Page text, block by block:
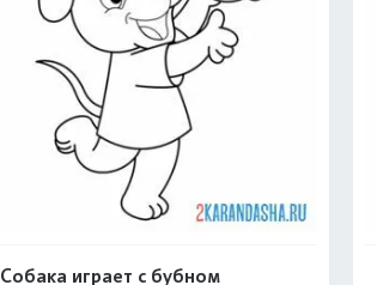
Собака играет с бубном